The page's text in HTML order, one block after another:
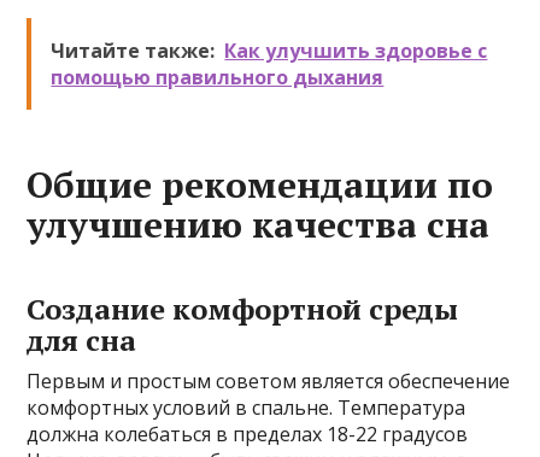
Читайте также: Как улучшить здоровье с
помощью правильного дыхания
Общие рекомендации по
улучшению качества сна
Создание комфортной среды
для сна
Первым и простым советом является обеспечение
комфортных условий в спальне. Температура
должна колебаться в пределах 18-22 градусов